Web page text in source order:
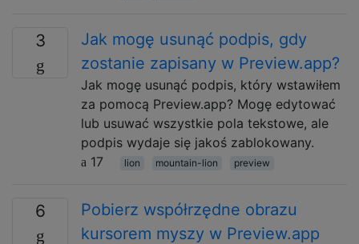
3
Jak mogę usunąć podpis, gdy
zostanie zapisany w Preview.app?
Jak mogę usunąć podpis, który wstawiłem
za pomocą Preview.app? Mogę edytować
lub usuwać wszystkie pola tekstowe, ale
podpis wydaje się jakoś zablokowany.
17
lion mountain-lion preview
6
Pobierz współrzędne obrazu
kursorem myszy w Preview.app